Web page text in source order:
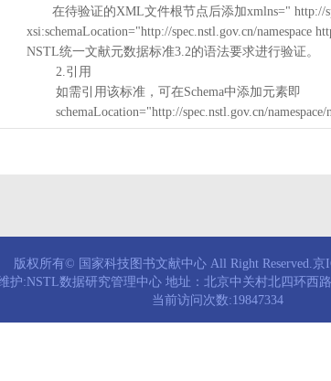
在待验证的XML文件根节点后添加xmlns=" http://
xsi:schemaLocation="http://spec.nstl.gov.cn/namespace
NSTL统一文献元数据标准3.2的语法要求进行验证。
2.引用
如需引用该标准，可在Schema中添加元素即
schemaLocation="http://spec.nstl.gov.cn/namespace/
版权所有© 国家科技图书文献中心 All Right Reserved.京
护:NSTL数据研究管理中心 地址：北京中关村北四环西
当前访问次数:19847334